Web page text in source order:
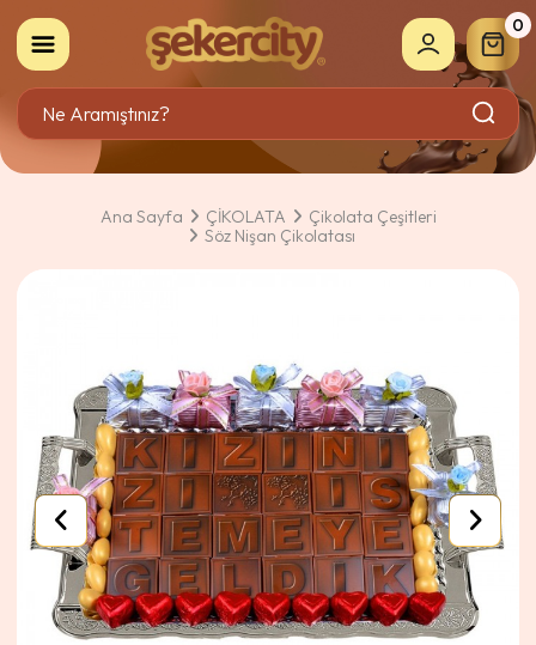
0
Ana Sayfa ÇİKOLATA
Çikolata Çeşitleri
Söz Nişan Çikolatası